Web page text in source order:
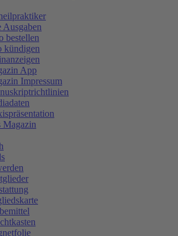
Ausgaben
bestellen
kündigen
App
Impressum
Magazin